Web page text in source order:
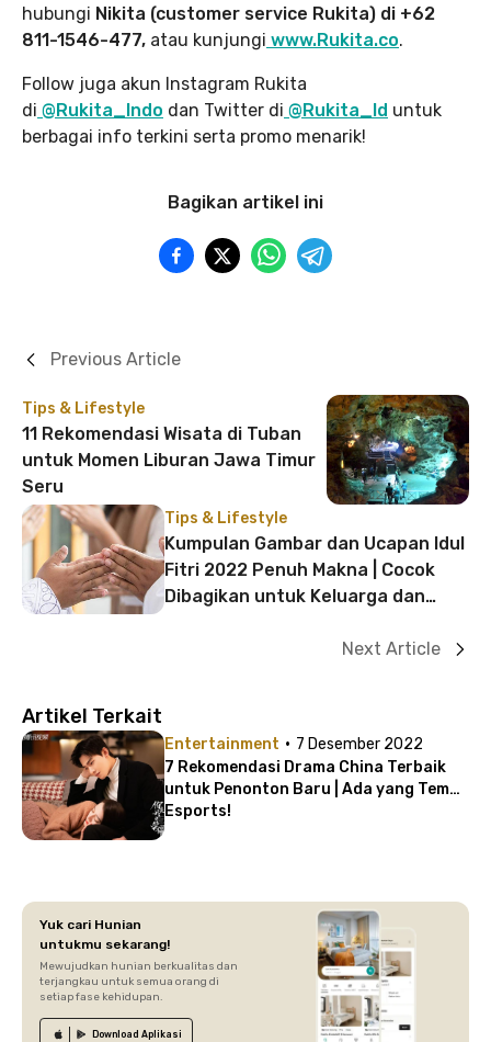
hubungi Nikita (customer service Rukita) di +62
811-1546-477, atau kunjungi www.Rukita.co.
Follow juga akun Instagram Rukita
di @Rukita_Indo dan Twitter di @Rukita_Id untuk
berbagai info terkini serta promo menarik!
Bagikan artikel ini
Tips & Lifestyle
11 Rekomendasi Wisata di Tuban
untuk Momen Liburan Jawa Timur
Seru
Previous Article
Tips & Lifestyle
Kumpulan Gambar dan Ucapan Idul
Fitri 2022 Penuh Makna | Cocok
Dibagikan untuk Keluarga dan
Next Article
Artikel Terkait
Entertainment · 7 Desember 2022
7 Rekomendasi Drama China Terbaik
untuk Penonton Baru | Ada yang Tema
Esports!
Yuk cari Hunian
untukmu sekarang!
Mewujudkan hunian berkualitas dan
terjangkau untuk semua orang di
setiap fase kehidupan.
Download Aplikasi